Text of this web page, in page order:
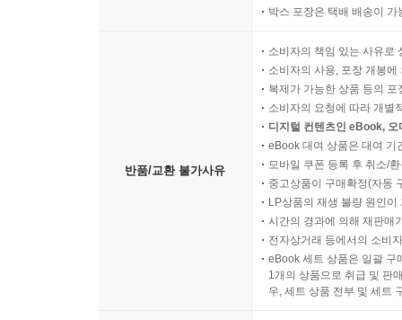
박스 포장은 택배 배송이
반품/교환 불가사유
소비자의 책임 있는 사유로
소비자의 사용, 포장 개봉
복제가 가능한 상품 등의
소비자의 요청에 따라 개별
디지털 컨텐츠인 eBook,
eBook 대여 상품은 대여 기
모바일 쿠폰 등록 후 취소/
중고상품이 구매확정(자동
LP상품의 재생 불량 원인
시간의 경과에 의해 재판매
전자상거래 등에서의 소비
eBook 세트 상품은 일괄 구
1개의 상품으로 취급 및 판
우, 세트 상품 전부 및 세트